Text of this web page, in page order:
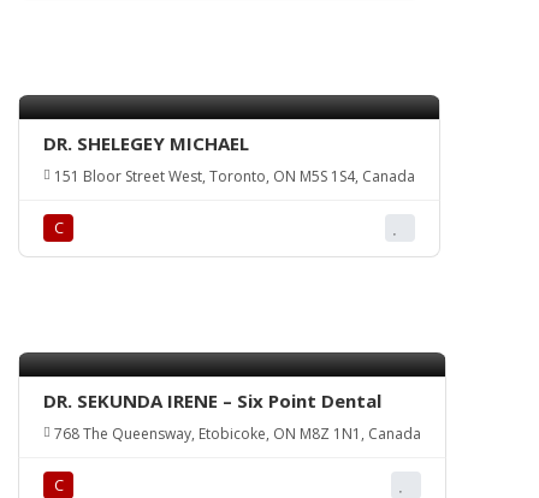
DR. SHELEGEY MICHAEL
151 Bloor Street West, Toronto, ON M5S 1S4, Canada
С
DR. SEKUNDA IRENE – Six Point Dental
768 The Queensway, Etobicoke, ON M8Z 1N1, Canada
С